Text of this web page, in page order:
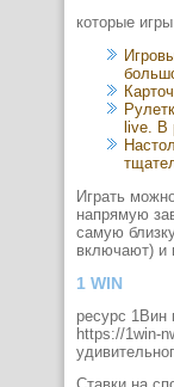
которые
live. В
Играть
напрямую
самую
включают) и
1 WIN
ресурс 1Вин
https://1win-